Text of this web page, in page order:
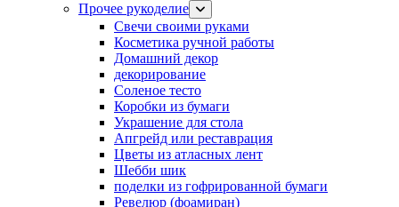
Прочее рукоделие
Свечи своими руками
Косметика ручной работы
Домашний декор
декорирование
Соленое тесто
Коробки из бумаги
Украшение для стола
Апгрейд или реставрация
Цветы из атласных лент
Шебби шик
поделки из гофрированной бумаги
Ревелюр (фоамиран)